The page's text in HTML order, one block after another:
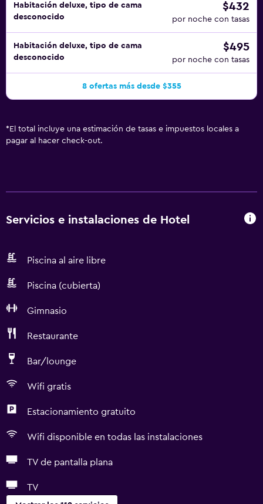
Habitación deluxe, tipo de cama
desconocido
$432
por noche con tasas
Habitación deluxe, tipo de cama
desconocido
$495
por noche con tasas
8 ofertas más desde $355
* El total incluye una estimación de tasas e impuestos locales a
pagar al hacer check-out.
Servicios e instalaciones de Hotel
Piscina al aire libre
Piscina (cubierta)
Gimnasio
Restaurante
Bar/lounge
Wifi gratis
Estacionamiento gratuito
Wifi disponible en todas las instalaciones
TV de pantalla plana
TV